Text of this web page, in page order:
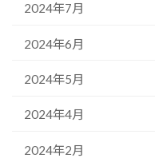
2024年7月
2024年6月
2024年5月
2024年4月
2024年2月